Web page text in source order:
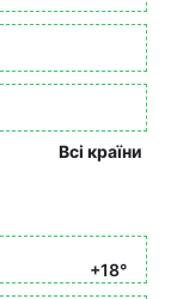
Всі країни
+18°